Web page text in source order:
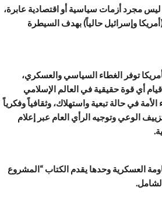
مجرد أزمات سياسية أو اقتصادية عابرة،
وإسرائيل حالياً) بهدف السيطرة
توفر الغطاء السياسي والعسكري،
أي قوة حقيقية في العالم الإسلامي
في حالة تبعية واستهلاك، وثقافياً وفكرياً
الوعي وتوجيه الرأي العام عبر إعلام
العسكرية وحدها يقدم الكتاب “المشروع